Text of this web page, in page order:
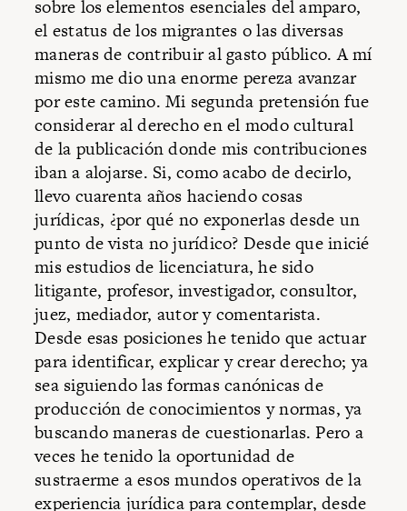
sobre los elementos esenciales del amparo,
el estatus de los migrantes o las diversas
maneras de contribuir al gasto público. A mí
mismo me dio una enorme pereza avanzar
por este camino. Mi segunda pretensión fue
considerar al derecho en el modo cultural
de la publicación donde mis contribuciones
iban a alojarse. Si, como acabo de decirlo,
llevo cuarenta años haciendo cosas
jurídicas, ¿por qué no exponerlas desde un
punto de vista no jurídico? Desde que inicié
mis estudios de licenciatura, he sido
litigante, profesor, investigador, consultor,
juez, mediador, autor y comentarista.
Desde esas posiciones he tenido que actuar
para identificar, explicar y crear derecho; ya
sea siguiendo las formas canónicas de
producción de conocimientos y normas, ya
buscando maneras de cuestionarlas. Pero a
veces he tenido la oportunidad de
sustraerme a esos mundos operativos de la
experiencia jurídica para contemplar, desde